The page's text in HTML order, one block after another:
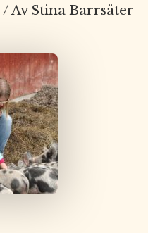
/ Av Stina Barrsäter